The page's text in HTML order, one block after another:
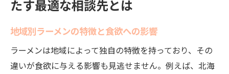
たす最適な相談先とは
地域別ラーメンの特徴と食欲への影響
ラーメンは地域によって独自の特徴を持っており、その
違いが食欲に与える影響も見逃せません。例えば、北海